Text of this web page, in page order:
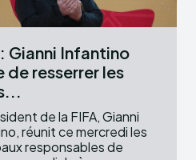
: Gianni Infantino
de resserrer les
de la FIFA, Gianni
réunit ce mercredi les
responsables de